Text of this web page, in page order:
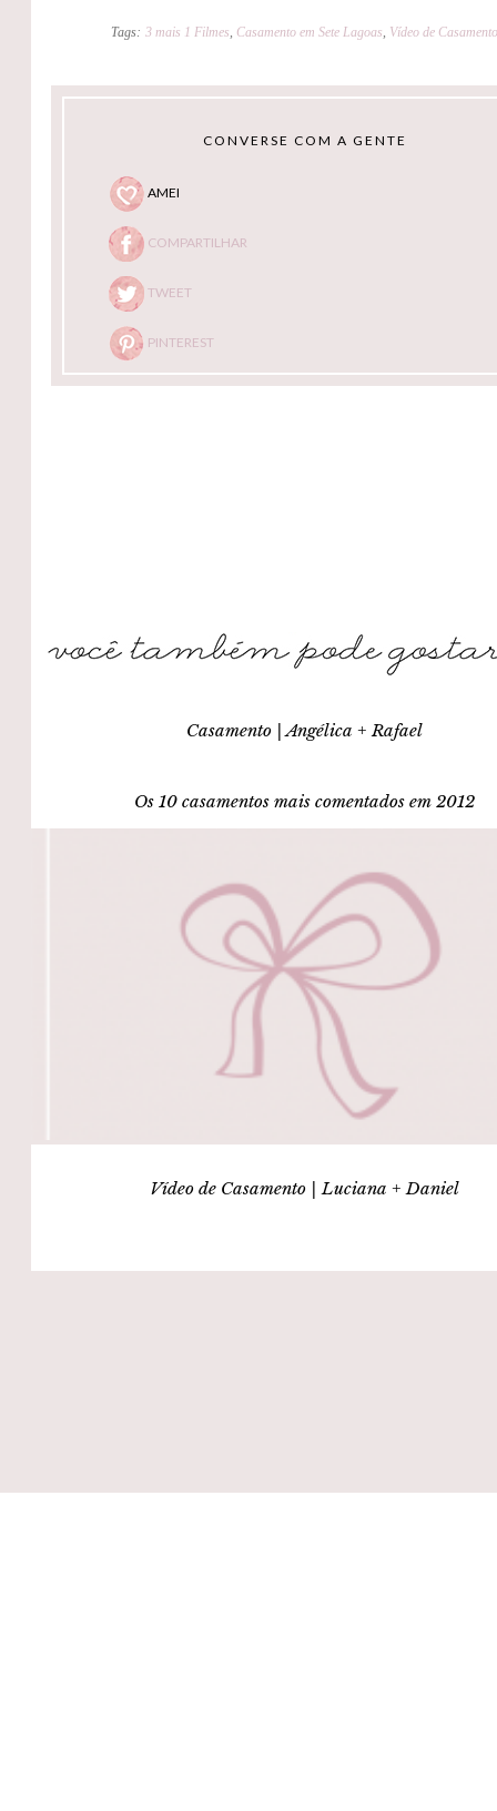
Tags: 3 mais 1 Filmes, Casamento em Sete Lagoas, Vídeo de
CONVERSE COM A GENTE
AMEI
COMPARTILHAR
TWEET
PINTEREST
Casamento | Angélica + Rafael
Os 10 casamentos mais comentados em 2012
Vídeo de Casamento | Luciana + Daniel